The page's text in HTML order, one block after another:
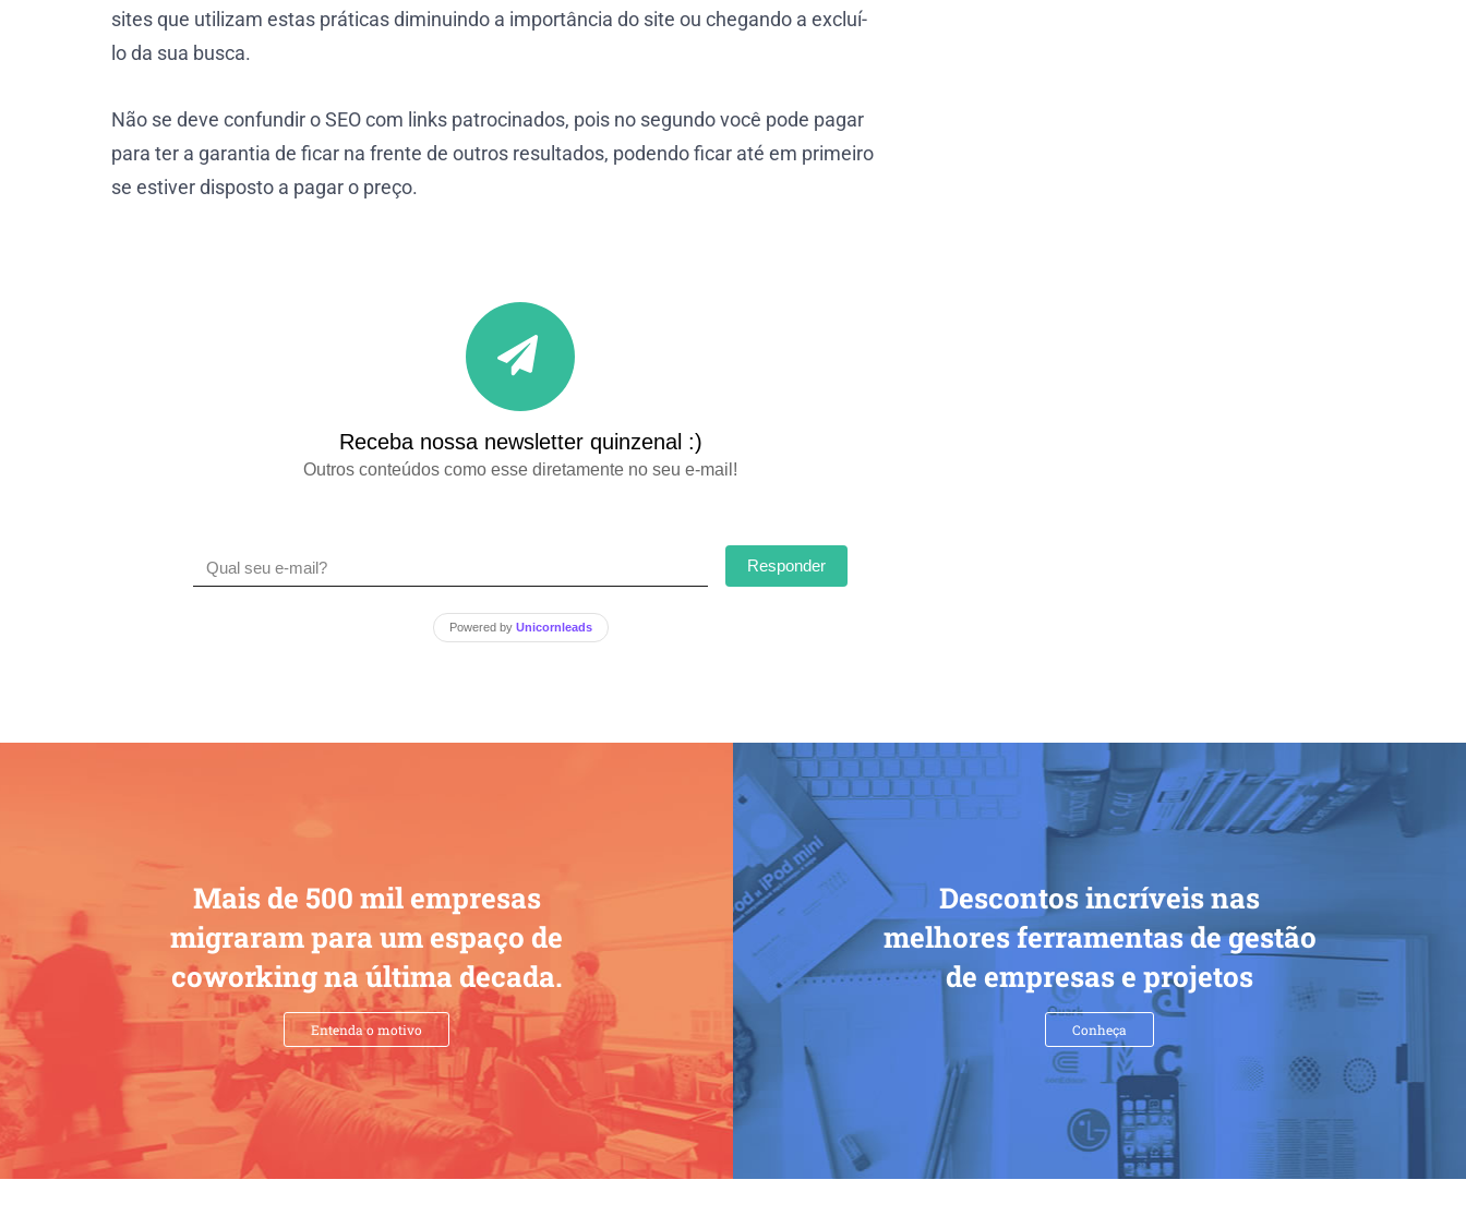
sites que utilizam estas práticas diminuindo a importância do site ou chegando a excluí-
lo da sua busca.
Não se deve confundir o SEO com links patrocinados, pois no segundo você pode pagar
para ter a garantia de ficar na frente de outros resultados, podendo ficar até em primeiro
se estiver disposto a pagar o preço.
Receba nossa newsletter quinzenal :)
Outros conteúdos como esse diretamente no seu e-mail!
Responder
Powered by Unicornleads
Mais de 500 mil empresas
migraram para um espaço de
coworking na última decada.
Entenda o motivo
Descontos incríveis nas
melhores ferramentas de gestão
de empresas e projetos
Conheça